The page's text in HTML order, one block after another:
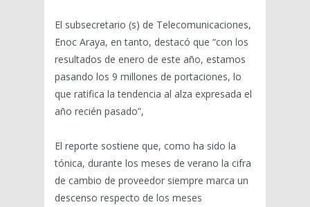
El subsecretario (s) de Telecomunicaciones,
Enoc Araya, en tanto, destacó que “con los
resultados de enero de este año, estamos
pasando los 9 millones de portaciones, lo
que ratifica la tendencia al alza expresada el
año recién pasado”,
El reporte sostiene que, como ha sido la
tónica, durante los meses de verano la cifra
de cambio de proveedor siempre marca un
descenso respecto de los meses